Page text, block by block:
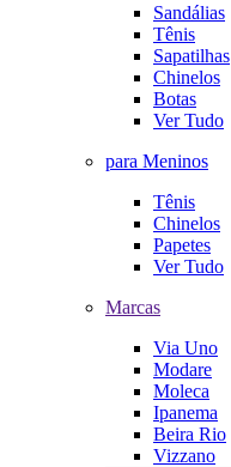
Sandálias
Tênis
Sapatilhas
Chinelos
Botas
Ver Tudo
para Meninos
Tênis
Chinelos
Papetes
Ver Tudo
Marcas
Via Uno
Modare
Moleca
Ipanema
Beira Rio
Vizzano